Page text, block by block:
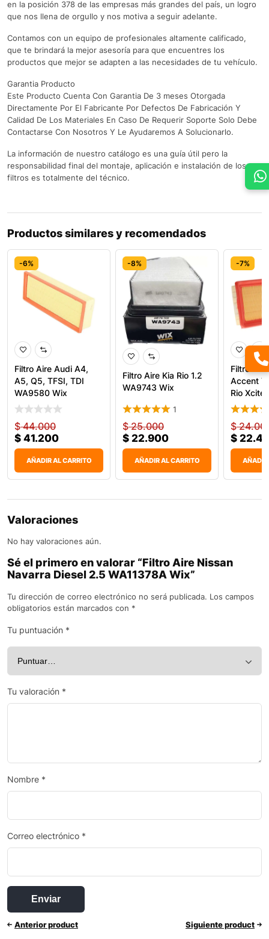
en la posición 378 de las empresas más grandes del país, un logro
que nos llena de orgullo y nos motiva a seguir adelante.
Contamos con un equipo de profesionales altamente calificado,
que te brindará la mejor asesoría para que encuentres los
productos que mejor se adapten a las necesidades de tu vehículo.
Garantia Producto
Este Producto Cuenta Con Garantia De 3 meses Otorgada
Directamente Por El Fabricante Por Defectos De Fabricación Y
Calidad De Los Materiales En Caso De Requerir Soporte Solo Debe
Contactarse Con Nosotros Y Le Ayudaremos A Solucionarlo.
La información de nuestro catálogo es una guía útil pero la
responsabilidad final del montaje, aplicación e instalación de los
filtros es totalmente del técnico.
Productos similares y recomendados
-6%
Filtro Aire Audi A4,
A5, Q5, TFSI, TDI
WA9580 Wix
$44.000
$ 41.200
AÑADIR AL CARRITO
-8%
Filtro Aire Kia Rio 1.2
WA9743 Wix
1
$25.000
$ 22.900
AÑADIR AL CARRITO
-7%
Filtro
Accent
Rio Xcite
$
$
AÑADIR
Valoraciones
No hay valoraciones aún.
Sé el primero en valorar “Filtro Aire Nissan
Navarra Diesel 2.5 WA11378A Wix”
Tu dirección de correo electrónico no será publicada. Los campos
obligatorios están marcados con *
Tu puntuación *
Tu valoración *
Nombre *
Correo electrónico *
Anterior product Siguiente product